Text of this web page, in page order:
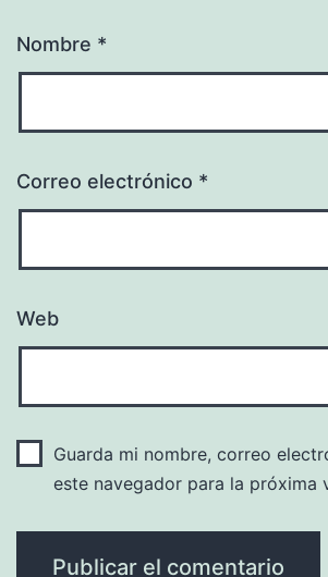
Nombre *
Correo electrónico *
Web
Guarda mi nombre, correo
este navegador para la próxima